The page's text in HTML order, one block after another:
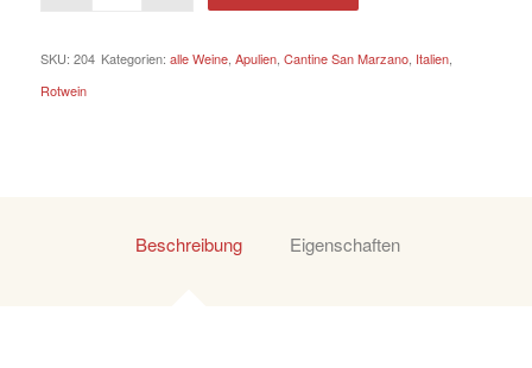
SKU: 204 Kategorien: alle Weine, Apulien, Cantine San Marzano, Italien,
Rotwein
Beschreibung Eigenschaften